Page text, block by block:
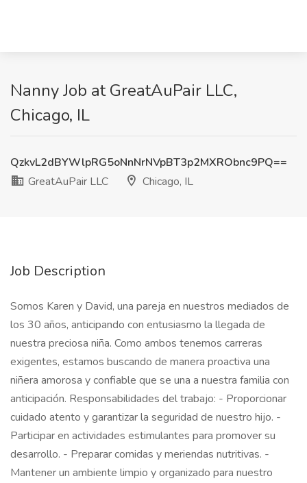
Nanny Job at GreatAuPair LLC,
Chicago, IL
QzkvL2dBYWlpRG5oNnNrNVpBT3p2MXRObnc9PQ==
GreatAuPair LLC
Chicago, IL
Job Description
Somos Karen y David, una pareja en nuestros mediados de
los 30 años, anticipando con entusiasmo la llegada de
nuestra preciosa niña. Como ambos tenemos carreras
exigentes, estamos buscando de manera proactiva una
niñera amorosa y confiable que se una a nuestra familia con
anticipación. Responsabilidades del trabajo: - Proporcionar
cuidado atento y garantizar la seguridad de nuestro hijo. -
Participar en actividades estimulantes para promover su
desarrollo. - Preparar comidas y meriendas nutritivas. -
Mantener un ambiente limpio y organizado para nuestro